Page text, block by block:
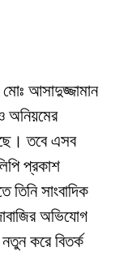
মোঃ আসাদুজ্জামান
অনিয়মের
তবে এসব
প্রকাশ
তিনি সাংবাদিক
অভিযোগ
করে বিতর্ক